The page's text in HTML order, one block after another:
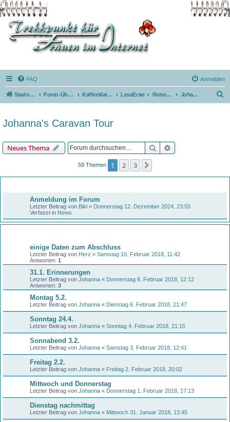
FAQ Anmelden
Startseite Foren-Übersicht Kaffeeklatsch LeseEcke ReiseBerichte Johanna's Caravan Tour
Johanna's Caravan Tour
Neues Thema Suche
59 Themen 1 2 3
Anmeldung im Forum
Letzter Beitrag von Biki « Donnerstag 12. Dezember 2024, 23:55
Verfasst in News
einige Daten zum Abschluss
Letzter Beitrag von Herz « Samstag 10. Februar 2018, 11:42
Antworten: 1
31.1. Erinnerungen
Letzter Beitrag von Johanna « Donnerstag 8. Februar 2018, 12:12
Antworten: 3
Montag 5.2.
Letzter Beitrag von Johanna « Dienstag 6. Februar 2018, 21:47
Sonntag 24.4.
Letzter Beitrag von Johanna « Sonntag 4. Februar 2018, 21:15
Sonnabend 3.2.
Letzter Beitrag von Johanna « Samstag 3. Februar 2018, 12:41
Freitag 2.2.
Letzter Beitrag von Johanna « Freitag 2. Februar 2018, 20:02
Mittwoch und Donnerstag
Letzter Beitrag von Johanna « Donnerstag 1. Februar 2018, 17:13
Dienstag nachmittag
Letzter Beitrag von Johanna « Mittwoch 31. Januar 2018, 13:45